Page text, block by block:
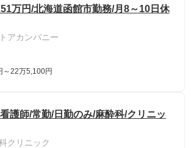
万円/北海道函館市勤務/月8～10日休
アカンパニー
～22万5,100円
看護師/常勤/日勤のみ/麻酔科/クリニッ
クリニック